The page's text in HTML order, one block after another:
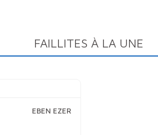
FAILLITES À LA UNE
EBEN EZER